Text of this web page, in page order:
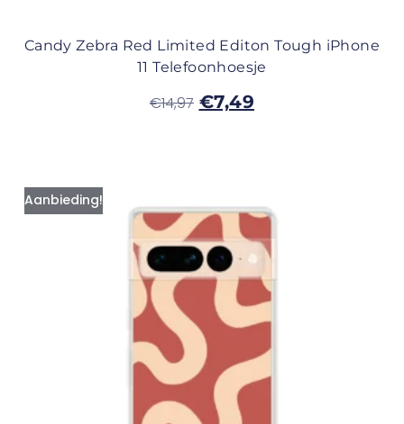
Candy Zebra Red Limited Editon Tough iPhone
11 Telefoonhoesje
€14,97 €7,49
Aanbieding!